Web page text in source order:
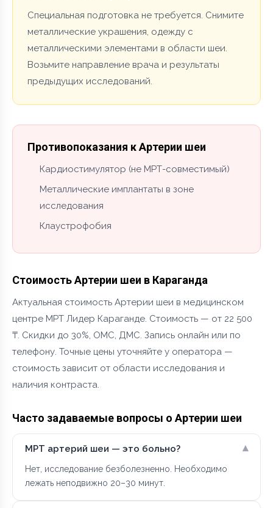
Специальная подготовка не требуется. Снимите
металлические украшения, одежду с
металлическими элементами в области шеи.
Возьмите направление врача и результаты
предыдущих исследований.
Противопоказания к Артерии шеи
Кардиостимулятор (не МРТ-совместимый)
Металлические имплантаты в зоне
исследования
Клаустрофобия
Стоимость Артерии шеи в Караганда
Актуальная стоимость Артерии шеи в медицинском
центре МРТ Лидер Караганде. Стоимость — от 22 500
₸. Скидки до 30%, ОМС, ДМС. Запись онлайн или по
телефону. Точные цены уточняйте у оператора —
стоимость зависит от области исследования и
наличия контраста.
Часто задаваемые вопросы о Артерии шеи
МРТ артерий шеи — это больно? ▾
Нет, исследование безболезненно. Необходимо
лежать неподвижно 20–30 минут.